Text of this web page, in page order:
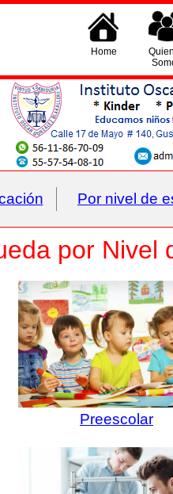
Home
Por nivel de
por Nivel
Preescolar